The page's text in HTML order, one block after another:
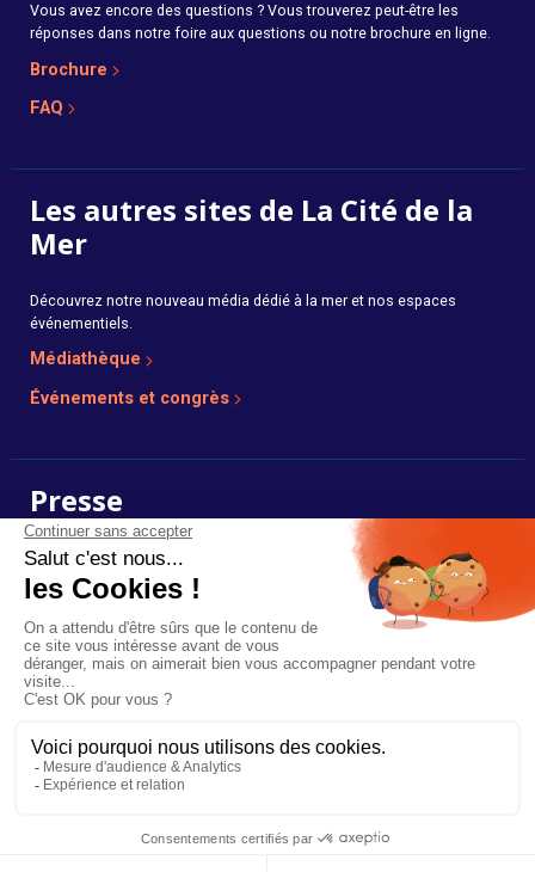
Vous avez encore des questions ? Vous trouverez peut-être les
réponses dans notre foire aux questions ou notre brochure en ligne.
Brochure
FAQ
Les autres sites de La Cité de la
Mer
Découvrez notre nouveau média dédié à la mer et nos espaces
événementiels.
Médiathèque
Événements et congrès
Presse
Photos, dossiers et communiqués de presse en ligne.
Voir l’espace presse